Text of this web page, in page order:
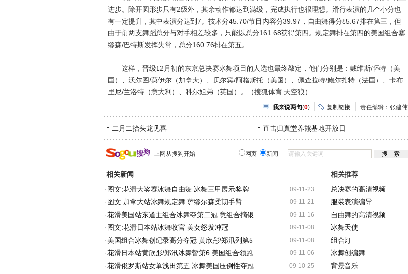
进步。除开圆形步只有2级外，其余动作都达到满级，完成执行也很理想。滑行表演的几个小分也
有一定提升，其中表演分达到7。技术分45.70/节目内容分39.97，自由舞得分85.67排在第三，但
由于前两支舞蹈总分与对手相差较多，只能以总分161.68获得第四。规定舞排在第四的美国组合塞
缪森/巴特斯发挥失常，总分160.76排在第五。
这样，晋级12月初的东京总决赛冰舞项目的人选也最终敲定，他们分别是：戴维斯/怀特（美
国）、沃尔图/莫伊尔（加拿大）、贝尔宾/阿格斯托（美国）、佩查拉特/鲍尔扎特（法国）、卡布
里尼/兰洛特（意大利）、科尔姐弟（英国）。（搜狐体育 天空狼）
我来说两句(0) 复制链接 责任编辑：张建伟
二月二抬头龙见喜 直击归真堂养熊基地开放日
上网从搜狗开始 网页 新闻
相关新闻
09-11-23
· 图文:花滑大奖赛冰舞自由舞 冰舞三甲展示奖牌
09-11-21
· 图文:加拿大站冰舞规定舞 萨缪尔森柔韧手臂
09-11-16
·花滑美国站东道主组合冰舞夺第二冠 意组合摘银
09-11-08
· 图文:花滑日本站冰舞收官 美女怒发冲冠
09-11-08
·美国组合冰舞创纪录高分夺冠 黄欣彤/郑汛列第5
09-11-06
·花滑日本站黄欣彤/郑汛冰舞暂第6 美国组合领跑
09-10-25
·花滑俄罗斯站女单浅田第五 冰舞美国压倒性夺冠
相关推荐
总决赛的高清视频
服装表演编导
自由舞的高清视频
冰舞天使
组合灯
冰舞创编舞
背景音乐